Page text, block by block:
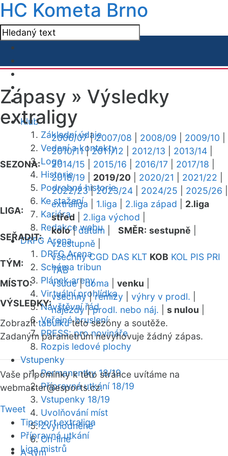
HC Kometa Brno
Klub
Základní údaje
Vedení a kontakty
Logo
Historie
Podrobná historie
Ke stažení
Kariéra
Redakce webu
DRFG Arena
DRFG Arena
Schéma tribun
Plánek areny
Virtuální prohlídka
Návštěvní řád
Veřejné bruslení
PRESS: pro novináře
Rozpis ledové plochy
Vstupenky
Permanentky 18/19
Přípravná utkání 18/19
Vstupenky 18/19
Uvolňování míst
Zvýhodněné
On-line
A-tým
Zápasy » Výsledky
extraligy
SEZONA:
2006/07|2007/08 2008/09 2009/10
2010/11|2011/12 2012/13 2013/14
2014/15
2015/16 2016/17 2017/18
2018/19
2019/20 2020/21 2021/22
2022/23|2023/24 2024/25 2025/26
LIGA:
extraliga 1.liga 2.liga západ
2.liga
střed
2.liga východ
SEŘADIT:
kolo|datum SMĚR: sestupně
vzestupně
TÝM:
všechny CGD DAS KLT KOB KOL PIS PRI
TAB
MÍSTO:
všude|doma venku
VÝSLEDKY:
všechny|remízy výhry v prodl.
nájezdy|prodl. nebo náj. s nulou
Zobrazittabulkutéto sezóny a soutěže.
Zadaným parametrům nevyhovuje žádný zápas.
Vaše připomínky k této stránce uvítáme na
webmaster@esports.cz.
Tweet
Tipsport extraliga
Přípravná utkání
Liga mistrů